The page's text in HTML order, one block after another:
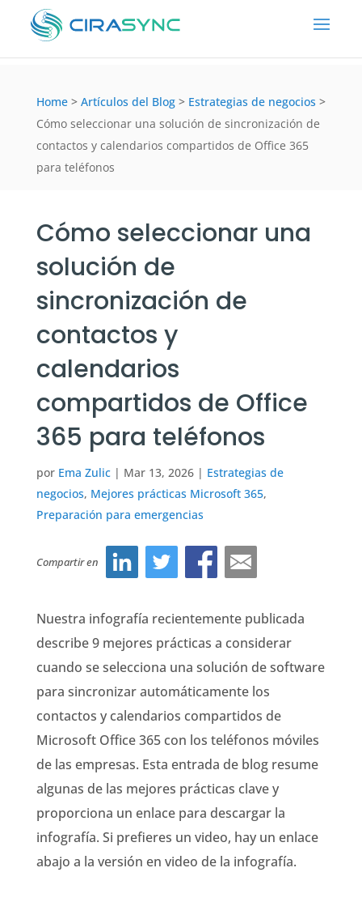
Home > Artículos del Blog > Estrategias de negocios >
Cómo seleccionar una solución de sincronización de
contactos y calendarios compartidos de Office 365
para teléfonos
Cómo seleccionar una
solución de
sincronización de
contactos y
calendarios
compartidos de Office
365 para teléfonos
por Ema Zulic| Mar 13, 2026| Estrategias de
negocios, Mejores prácticas Microsoft 365,
Preparación para emergencias
Compartir en
Nuestra infografía recientemente publicada
describe 9 mejores prácticas a considerar
cuando se selecciona una solución de software
para sincronizar automáticamente los
contactos y calendarios compartidos de
Microsoft Office 365 con los teléfonos móviles
de las empresas. Esta entrada de blog resume
algunas de las mejores prácticas clave y
proporciona un enlace para descargar la
infografía. Si prefieres un video, hay un enlace
abajo a la versión en video de la infografía.